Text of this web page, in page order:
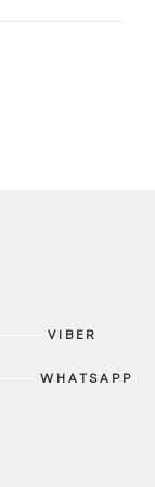
VIBER
WHATSAPP